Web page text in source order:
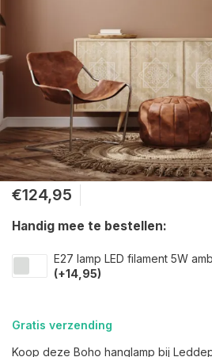
€124,95
Handig mee te bestellen:
E27 lamp LED filament 5W
(+14,95)
Gratis verzending
Koop deze Boho hanglamp bij